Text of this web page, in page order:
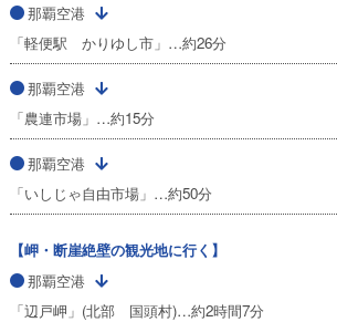
那覇空港
「軽便駅 かりゆし市」…約26分
那覇空港
「農連市場」…約15分
那覇空港
「いしじゃ自由市場」…約50分
【岬・断崖絶壁の観光地に行く】
那覇空港
「辺戸岬」(北部 国頭村)…約2時間7分